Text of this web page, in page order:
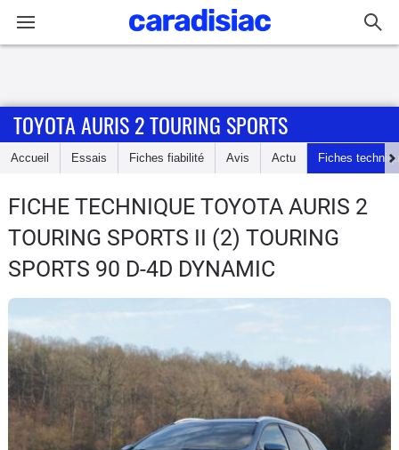
Accueil
Essais
Guide
d'achat
Electriques
Utilitaires
Flottes
Auto
TOYOTA AURIS 2 TOURING SPORTS
Accueil Essais Fiches fiabilité Avis Actu Fiches
FICHE TECHNIQUE TOYOTA AURIS 2
TOURING SPORTS II (2) TOURING
SPORTS 90 D-4D DYNAMIC